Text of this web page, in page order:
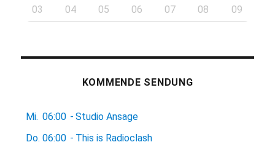
03 04 05 06 07 08 09
KOMMENDE SENDUNG
Mi. 06:00 - Studio Ansage
Do. 06:00 - This is Radioclash